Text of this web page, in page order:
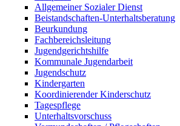
Allgemeiner Sozialer Dienst
Beistandschaften-Unterhaltsberatung
Beurkundung
Fachbereichsleitung
Jugendgerichtshilfe
Kommunale Jugendarbeit
Jugendschutz
Kindergarten
Koordinierender Kinderschutz
Tagespflege
Unterhaltsvorschuss